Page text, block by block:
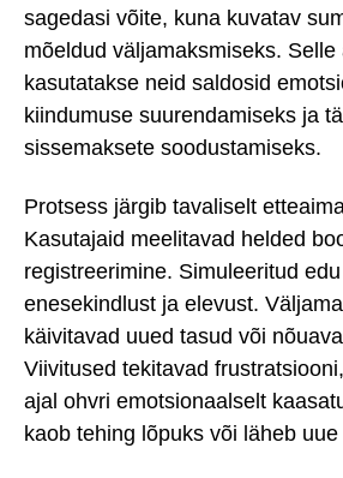
sagedasi võite, kuna kuvatav
mõeldud väljamaksmiseks. Selle
kasutatakse neid saldosid
kiindumuse suurendamiseks ja
sissemaksete soodustamiseks.
Protsess järgib tavaliselt
Kasutajaid meelitavad helded
registreerimine. Simuleeritud
enesekindlust ja elevust.
käivitavad uued tasud või
Viivitused tekitavad
ajal ohvri emotsionaalselt
kaob tehing lõpuks või läheb